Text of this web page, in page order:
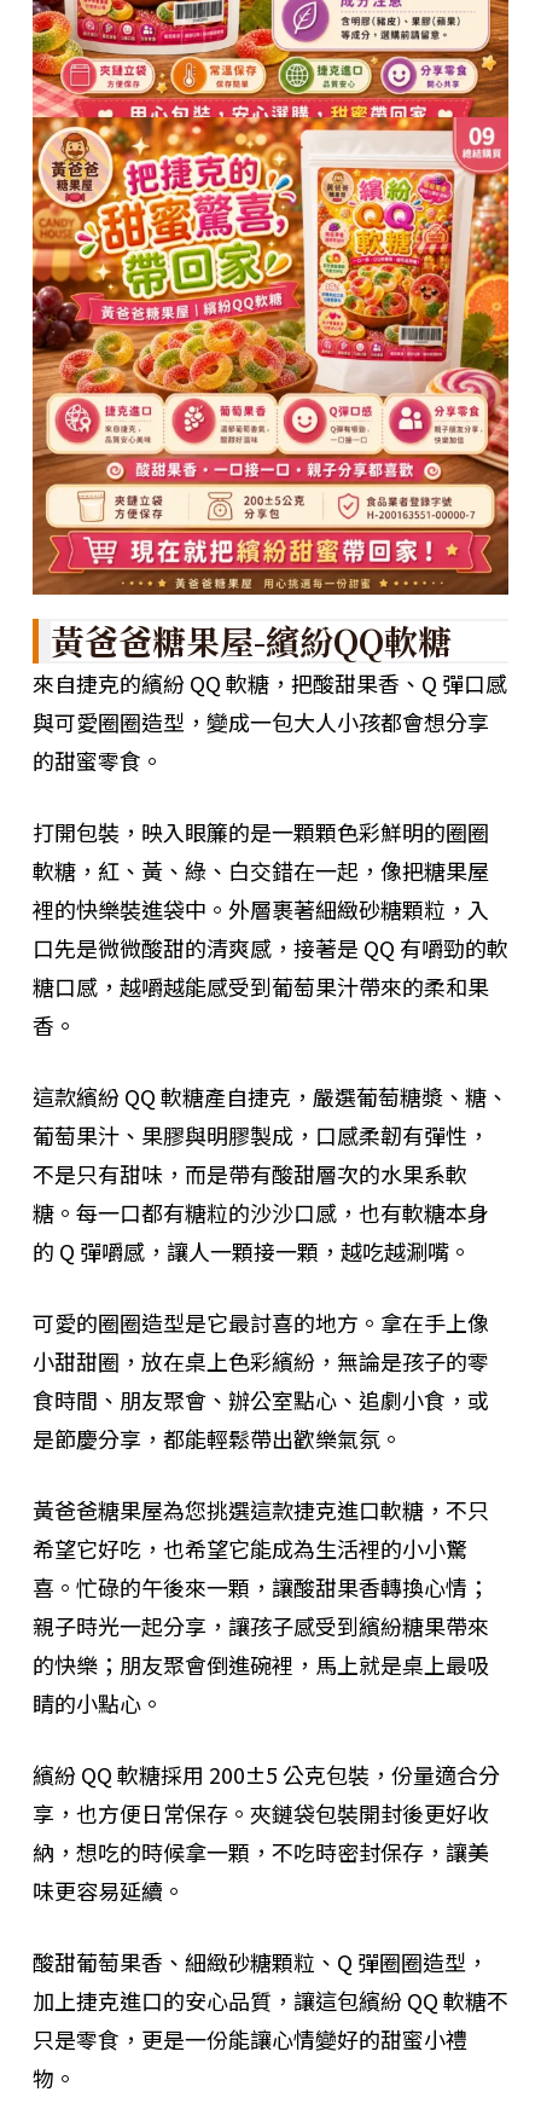
黃爸爸糖果屋-繽紛QQ軟糖
來自捷克的繽紛 QQ 軟糖，把酸甜果香、Q 彈口感
與可愛圈圈造型，變成一包大人小孩都會想分享
的甜蜜零食。
打開包裝，映入眼簾的是一顆顆色彩鮮明的圈圈
軟糖，紅、黃、綠、白交錯在一起，像把糖果屋
裡的快樂裝進袋中。外層裹著細緻砂糖顆粒，入
口先是微微酸甜的清爽感，接著是 QQ 有嚼勁的軟
糖口感，越嚼越能感受到葡萄果汁帶來的柔和果
香。
這款繽紛 QQ 軟糖產自捷克，嚴選葡萄糖漿、糖、
葡萄果汁、果膠與明膠製成，口感柔韌有彈性，
不是只有甜味，而是帶有酸甜層次的水果系軟
糖。每一口都有糖粒的沙沙口感，也有軟糖本身
的 Q 彈嚼感，讓人一顆接一顆，越吃越涮嘴。
可愛的圈圈造型是它最討喜的地方。拿在手上像
小甜甜圈，放在桌上色彩繽紛，無論是孩子的零
食時間、朋友聚會、辦公室點心、追劇小食，或
是節慶分享，都能輕鬆帶出歡樂氣氛。
黃爸爸糖果屋為您挑選這款捷克進口軟糖，不只
希望它好吃，也希望它能成為生活裡的小小驚
喜。忙碌的午後來一顆，讓酸甜果香轉換心情；
親子時光一起分享，讓孩子感受到繽紛糖果帶來
的快樂；朋友聚會倒進碗裡，馬上就是桌上最吸
睛的小點心。
繽紛 QQ 軟糖採用 200±5 公克包裝，份量適合分
享，也方便日常保存。夾鏈袋包裝開封後更好收
納，想吃的時候拿一顆，不吃時密封保存，讓美
味更容易延續。
酸甜葡萄果香、細緻砂糖顆粒、Q 彈圈圈造型，
加上捷克進口的安心品質，讓這包繽紛 QQ 軟糖不
只是零食，更是一份能讓心情變好的甜蜜小禮
物。